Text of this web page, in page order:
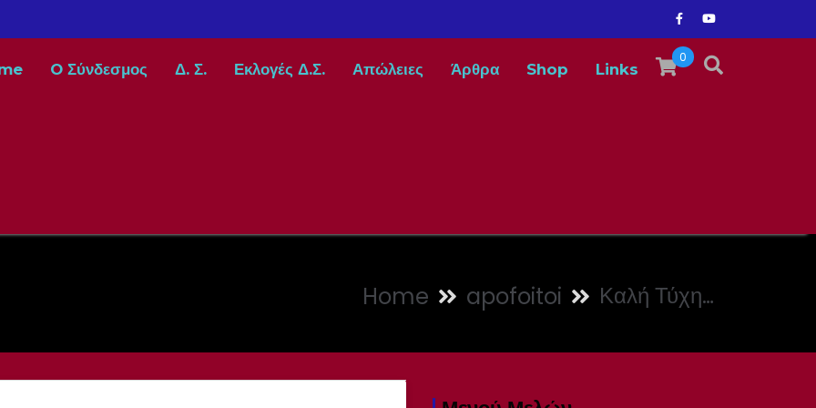
0
O Σύνδεσμος Δ. Σ. Εκλογές Δ.Σ. Απώλειες Άρθρα Shop Links
Home apofoitoi Καλή Τύχη…